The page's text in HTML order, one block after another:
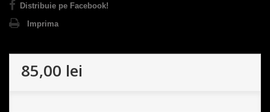
Distribuie pe Facebook!
Imprima
85,00 lei